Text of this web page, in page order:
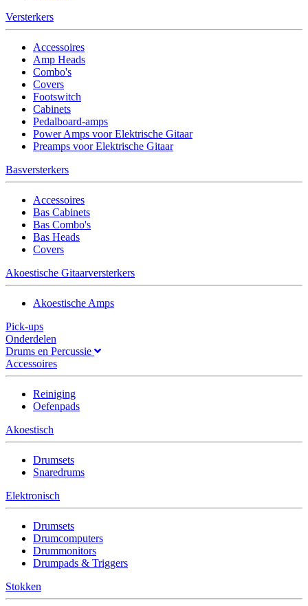
Versterkers
Accessoires
Amp Heads
Combo's
Covers
Footswitch
Cabinets
Pedalboard-amps
Power Amps voor Elektrische Gitaar
Preamps voor Elektrische Gitaar
Basversterkers
Accessoires
Bas Cabinets
Bas Combo's
Bas Heads
Covers
Akoestische Gitaarversterkers
Akoestische Amps
Pick-ups
Onderdelen
Drums en Percussie
Accessoires
Reiniging
Oefenpads
Akoestisch
Drumsets
Snaredrums
Elektronisch
Drumsets
Drumcomputers
Drummonitors
Drumpads & Triggers
Stokken